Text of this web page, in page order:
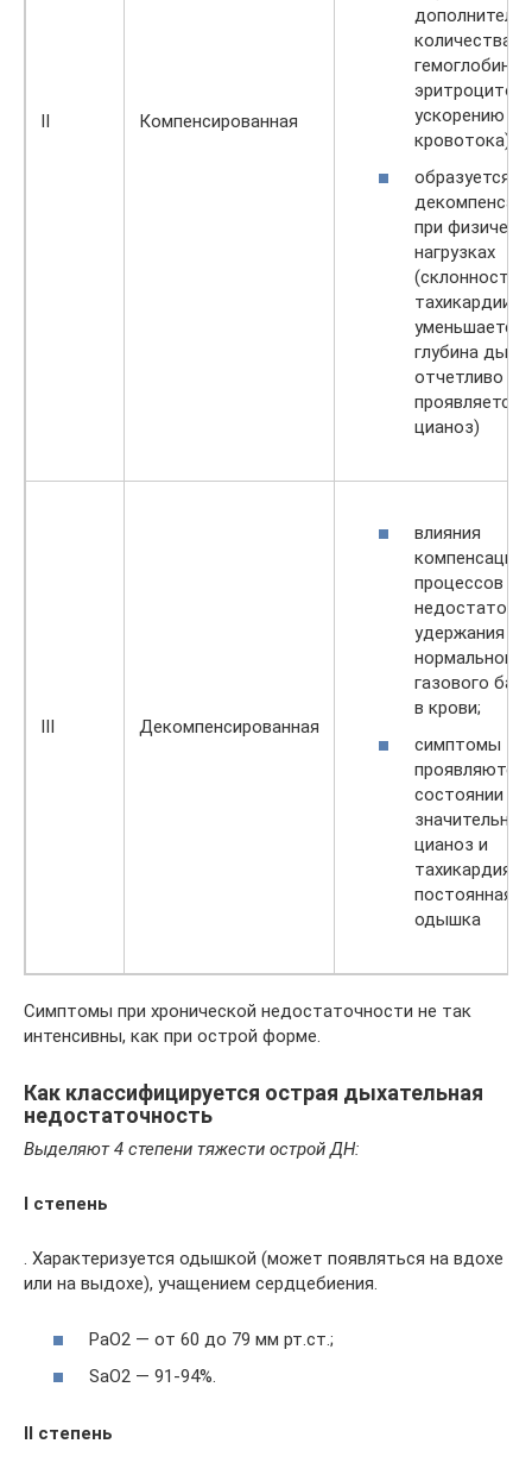
II Компенсированная
количества
гемоглобина
эритроцитов,
ускорению
кровотока);
образуется
при
нагрузках
(склонность к
тахикардии,
уменьшается
глубина
отчетливо
проявляется
цианоз)
III Декомпенсированная
влияния
процессов
удержания
нормального
газового
в крови;
симптомы
проявляются
состоянии
значительные
цианоз и
тахикардия,
постоянная
одышка
Симптомы при хронической недостаточности не так
интенсивны, как при острой форме.
Как классифицируется острая дыхательная
недостаточность
Выделяют 4 степени тяжести острой ДН:
I степень
. Характеризуется одышкой (может появляться на вдохе
или на выдохе), учащением сердцебиения.
РаО2 — от 60 до 79 мм рт.ст.;
SаО2 — 91-94%.
II степень